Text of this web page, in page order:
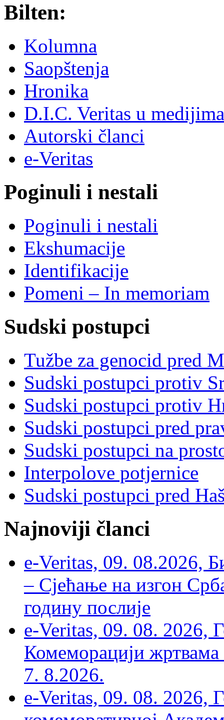
Bilten:
Kolumna
Saopštenja
Hronika
D.I.C. Veritas u medijima
Autorski članci
e-Veritas
Poginuli i nestali
Poginuli i nestali
Ekshumacije
Identifikacije
Pomeni – In memoriam
Sudski postupci
Tužbe za genocid pred
Sudski postupci protiv
Sudski postupci protiv
Sudski postupci pred
Sudski postupci na
Interpolove potjernice
Sudski postupci pred
Najnoviji članci
e-Veritas, 09. 08.2026,
– Сјећање на изгон
годину послије
e-Veritas, 09. 08. 2026,
Комеморацији жртвама
7. 8.2026.
e-Veritas, 09. 08. 2026,